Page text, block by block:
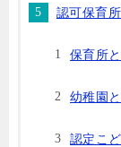
認可保育
保育所
幼稚園
認定こ